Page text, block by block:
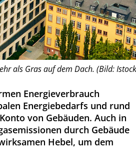
als Gras auf dem Dach. (Bild:
Energieverbrauch
Energiebedarfs und rund
von Gebäuden. Auch in
durch Gebäude
Hebel, um dem